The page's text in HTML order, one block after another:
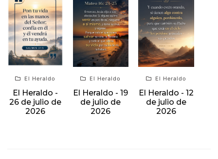
El Heraldo
El Heraldo -
26 de julio de
2026
El Heraldo
El Heraldo - 19
de julio de
2026
El Heraldo
El Heraldo - 12
de julio de
2026